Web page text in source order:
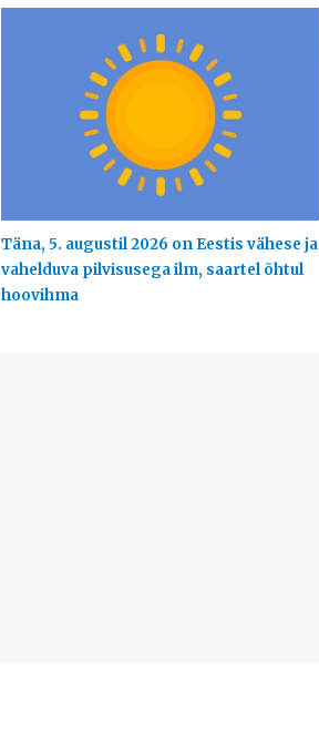
Täna, 5. augustil 2026 on Eestis vähese ja
vahelduva pilvisusega ilm, saartel õhtul
hoovihma